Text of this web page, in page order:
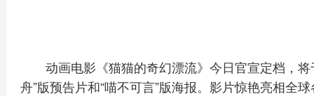
动画电影《猫猫的奇幻漂流》今日官宣定档，
舟”版预告片和“喵不可言”版海报。影片惊艳亮相全